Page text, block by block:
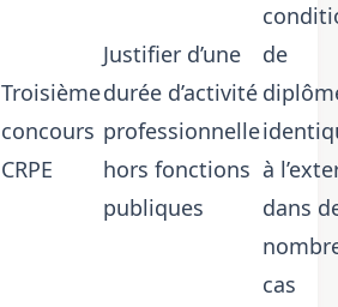
Troisième
concours
CRPE
Justifier d’une
durée d’activité
professionnelle
hors fonctions
publiques
de
à
dans
cas